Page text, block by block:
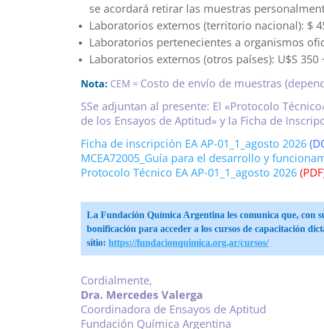
se acordará retirar las muestras
Laboratorios externos (territorio nacional): $
Laboratorios pertenecientes a organismos
Laboratorios externos (otros países): U$S 350
Nota: CEM = Costo de envío de muestras
SSe adjuntan al presente: El «Protocolo
de los Ensayos de Aptitud» y la Ficha de
Ficha de inscripción EA AP-01_1_agosto 2026
MCEA72005_Guía para el desarrollo y
Protocolo Técnico EA AP-01_1_agosto 2026
La Fundación Química Argentina les comunica que, con
bonificación para acceder a los cursos de capacitación
sitio: https://fundacionquimica.org.ar/cursos/
Cordialmente,
Dra. Mercedes Valerga
Coordinadora de Ensayos de Aptitud
Fundación Química Argentina